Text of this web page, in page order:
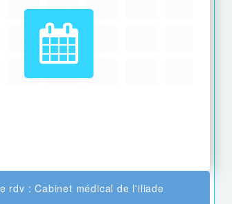
12:50
-
12:50
-
12:50
rdv : Cabinet médical de l'iliade